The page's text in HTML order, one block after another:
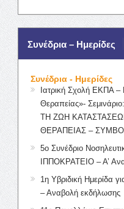
Συνέδρια – Ημερίδες
Συνέδρια - Ημερίδες
Ιατρική Σχολή ΕΚΠΑ
Θεραπείας»-
ΤΗ ΖΩΗ
ΘΕΡΑΠΕΙΑΣ –
5ο Συνέδριο
ΙΠΠΟΚΡΑΤΕΙΟ – Α’
1η Υβριδική Ημερίδα
– Αναβολή εκδήλωσης